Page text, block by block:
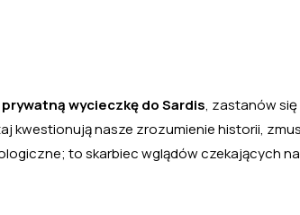
prywatną wycieczkę do Sardis, zastanów
kwestionują nasze zrozumienie historii,
to skarbiec wglądów czekających